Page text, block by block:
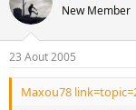
New Member
23 Aout 2005
Maxou78